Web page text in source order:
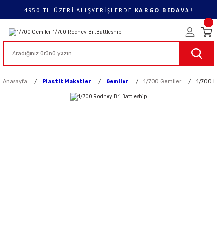
4950 TL ÜZERİ ALIŞVERİŞLERDE KARGO BEDAVA!
Anasayfa Plastik Maketler Gemiler 1/700 Gemiler 1/700